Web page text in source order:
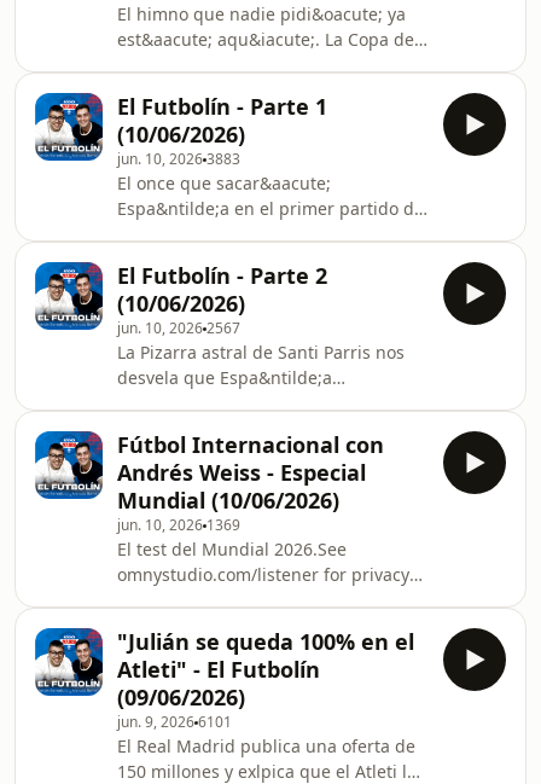
for privacy information.
El himno que nadie pidi&oacute; ya
est&aacute; aqu&iacute;. La Copa del
&nbsp;See omnystudio.com/listener
for privacy information.
El Futbolín - Parte 1
(10/06/2026)
jun. 10, 20263883
El once que sacar&aacute;
Espa&ntilde;a en el primer partido del
M&eacute;xico a pocas horas del
partido inaugural | M&aacute;laga y
Almer&iacute;a se medir&aacute;n en
la final de los playoff a
primera&nbsp;See
omnystudio.com/listener for privacy
information.
El Futbolín - Parte 2
(10/06/2026)
jun. 10, 20262567
La Pizarra astral de Santi Parris nos
desvela que Espa&ntilde;a
test del Mundial.See
omnystudio.com/listener for privacy
information.
Fútbol Internacional con
Andrés Weiss - Especial
Mundial (10/06/2026)
jun. 10, 2026 1369
El test del Mundial 2026.See
omnystudio.com/listener for privacy
"Julián se queda 100% en el
Atleti" - El Futbolín
(09/06/2026)
jun. 9, 20266101
El Real Madrid publica una oferta de
150 millones y exlpica que el Atleti la